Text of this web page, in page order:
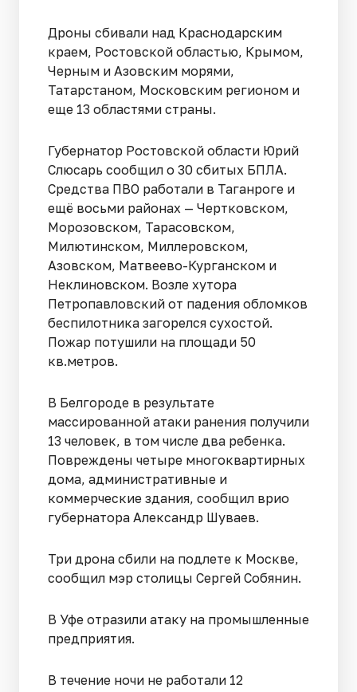
Дроны сбивали над Краснодарским
краем, Ростовской областью, Крымом,
Черным и Азовским морями,
Татарстаном, Московским регионом и
еще 13 областями страны.
Губернатор Ростовской области Юрий
Слюсарь сообщил о 30 сбитых БПЛА.
Средства ПВО работали в Таганроге и
ещё восьми районах — Чертковском,
Морозовском, Тарасовском,
Милютинском, Миллеровском,
Азовском, Матвеево-Курганском и
Неклиновском. Возле хутора
Петропавловский от падения обломков
беспилотника загорелся сухостой.
Пожар потушили на площади 50
кв.метров.
В Белгороде в результате
массированной атаки ранения получили
13 человек, в том числе два ребенка.
Повреждены четыре многоквартирных
дома, административные и
коммерческие здания, сообщил врио
губернатора Александр Шуваев.
Три дрона сбили на подлете к Москве,
сообщил мэр столицы Сергей Собянин.
В Уфе отразили атаку на промышленные
предприятия.
В течение ночи не работали 12